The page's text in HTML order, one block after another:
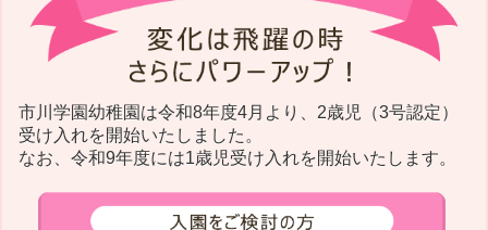
市川学園幼稚園は令和8年度4月より、2歳児（3号認定）
受け入れを開始いたしました。
なお、令和9年度には1歳児受け入れを開始いたします。